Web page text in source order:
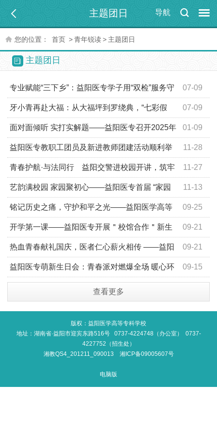
导航
主题团日
您的位置： 首页 >青年锐读> 主题团日
主题团日
07-09
专业赋能“三下乡”：益阳医专学子用“双检”服务守
护“一老一小” 07-09
牙小青再赴大福：从大福坪到罗绕典，“七彩假
期”的约定在延续 01-09
面对面倾听 实打实解题——益阳医专召开2025年
度团学工作座谈会 11-28
益阳医专教职工团员及新进教师团建活动顺利举
行 11-27
青春护航·与法同行 益阳交警进校园开讲，筑牢
大学生交通安全防线 11-13
艺韵满校园 家园聚初心——益阳医专首届 “家园
杯” 校园才艺大赛圆满落幕 09-25
铭记历史之痛，守护和平之光——益阳医学高等
专科学校观影《731》主题教育活动纪实 09-21
开学第一课——益阳医专开展＂校馆合作＂新生
入学教育活动 09-21
热血青春献礼国庆，医者仁心薪火相传 ——益阳
医专272名新生用爱心为祖国华诞献上特殊礼物 09-15
益阳医专萌新生日会：青春派对燃爆全场 暖心环
查看更多
版权：益阳医学高等专科学校
地址：湖南省·益阳市迎宾东路516号 0737-4224748（办公室） 0737-
4227752（招生处）
湘教QS4_201211_090013 湘ICP备09005607号
电脑版